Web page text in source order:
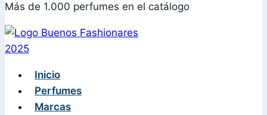
Más de 1.000 perfumes en el catálogo
Inicio
Perfumes
Marcas